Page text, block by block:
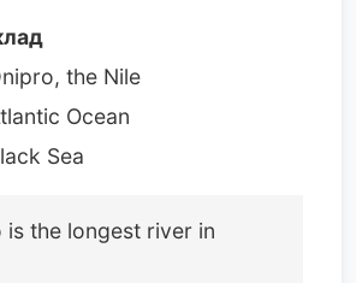
the Nile
Ocean
Sea
is the longest river in